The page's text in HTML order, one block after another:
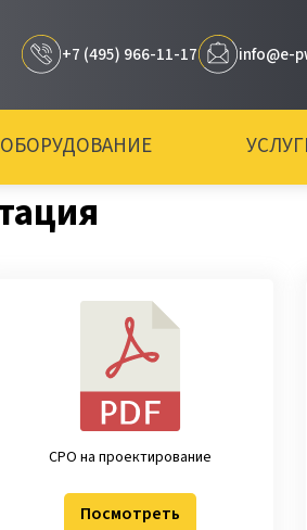
+7 (495) 966-11-17 info@e-
ОБОРУДОВАНИЕ
СРО на проектирование
Посмотреть